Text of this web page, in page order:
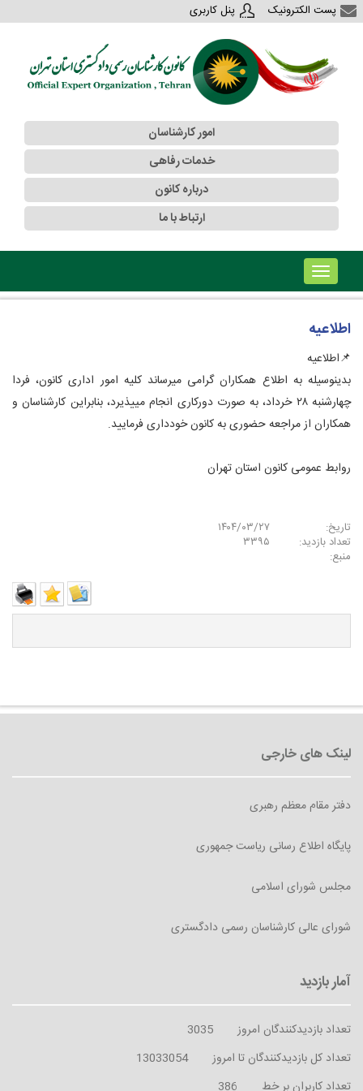
پست الکترونیک پنل کاربری
امور کارشناسان
خدمات رفاهی
درباره کانون
ارتباط با ما
!!!b۱!!!
اطلاعیه
📌اطلاعیه
بدینوسیله به اطلاع همکاران گرامی میرساند کلیه امور اداری کانون، فردا
چهارشنبه ۲۸ خرداد، به صورت دورکارى انجام مییذیرد، بنابراین کارشناسان و
همکاران از مراجعه حضورى به کانون خوددارى فرمایید.
روابط عمومى کانون استان تهران
تاریخ:
۱۴۰۴/۰۳/۲۷
تعداد بازدید:
۳۳۹۵
منبع:
دفتر مقام معظم رهبری
پایگاه اطلاع رسانی ریاست جمهوری
مجلس شورای اسلامی
شورای عالی کارشناسان رسمی دادگستری
تعداد بازدیدکنندگان امروز
3035
تعداد کل بازدیدکنندگان تا امروز
13033054